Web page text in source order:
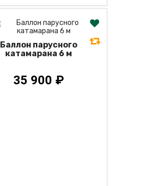
Баллон парусного
катамарана 6 м
35 900 ₽